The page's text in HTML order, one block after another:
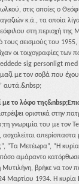
στις οποίες ο
κ.ά., τα οποία
στη περιοχή της
τους σεισμούς του
οι τοιχογραφίες
sig personligt
με τον σοβά που
αυτά.&nbsp;
με το λόφο
οριστικά στην
γνωριμία του με τον
ασχολείται
”Τα Μετέωρα”, “Η
αμάραντο κατόρθωσε
Μυτιλήνη, βρήκε να
Μαρτίου 1934. Η κυρία